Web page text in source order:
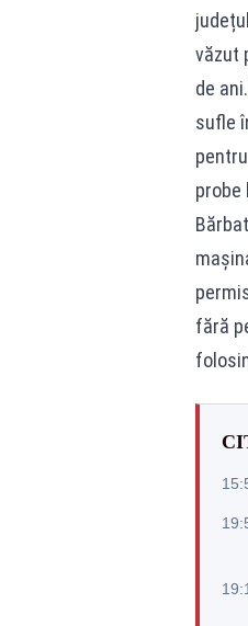
văzut
de
sufle
probe
fără